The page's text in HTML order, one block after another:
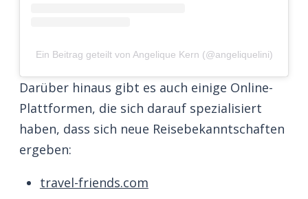
Ein Beitrag geteilt von Angelique Kern (@angeliquelini)
Darüber hinaus gibt es auch einige Online-
Plattformen, die sich darauf spezialisiert
haben, dass sich neue Reisebekanntschaften
ergeben:
travel-friends.com